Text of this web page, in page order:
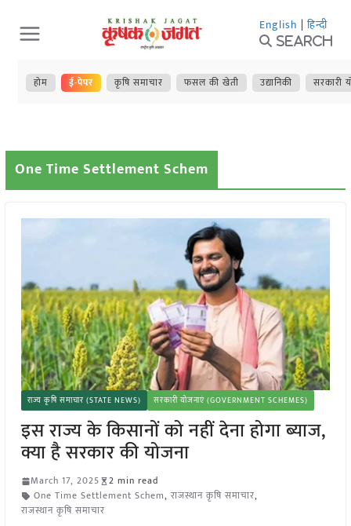
Skip
to
content
English | हिन्दी
Search
होम ई-पेपर कृषि समाचार फसल की खेती उद्यानिकी सरकारी
One Time Settlement Schem
राज्य कृषि समाचार (STATE NEWS) सरकारी योजनाएं (GOVERNMENT SCHEMES)
इस राज्य के किसानों को नहीं देना होगा ब्याज,
क्या है सरकार की योजना
March 17, 2025
2 min read
One Time Settlement Schem, राजस्थान कृषि समाचार,
राजस्थान कृषि समाचार